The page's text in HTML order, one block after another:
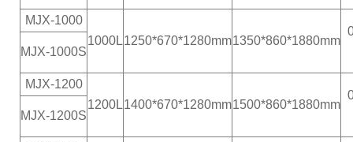
MJX-1000
1000L1250*670*1280mm1350*860*1880mm
MJX-1000S
MJX-1200
1200L1400*670*1280mm1500*860*1880mm
MJX-1200S